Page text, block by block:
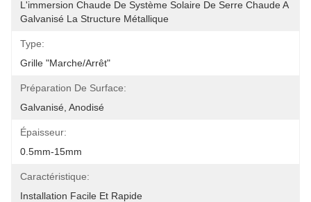
L'immersion Chaude De Système Solaire De Serre Chaude A
Galvanisé La Structure Métallique
Type:
Grille "Marche/Arrêt"
Préparation De Surface:
Galvanisé, Anodisé
Épaisseur:
0.5mm-15mm
Caractéristique:
Installation Facile Et Rapide